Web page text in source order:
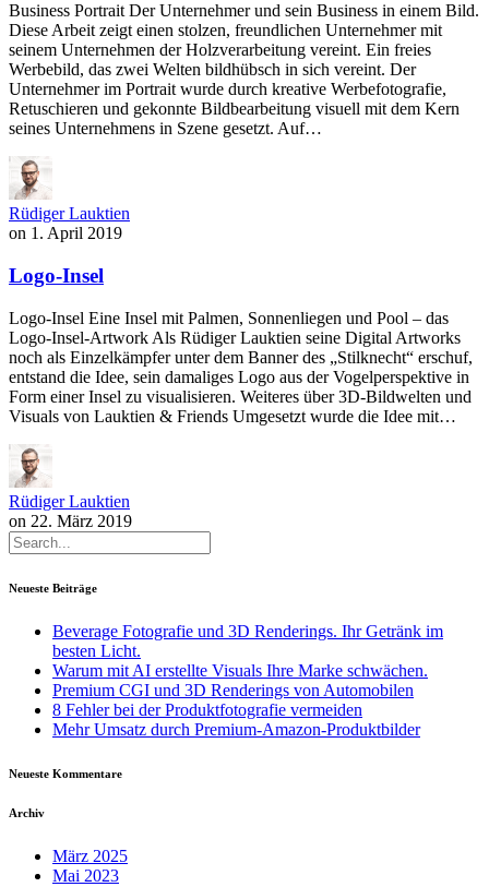
Business Portrait Der Unternehmer und sein Business in einem Bild.
Diese Arbeit zeigt einen stolzen, freundlichen Unternehmer mit
seinem Unternehmen der Holzverarbeitung vereint. Ein freies
Werbebild, das zwei Welten bildhübsch in sich vereint. Der
Unternehmer im Portrait wurde durch kreative Werbefotografie,
Retuschieren und gekonnte Bildbearbeitung visuell mit dem Kern
seines Unternehmens in Szene gesetzt. Auf…
Rüdiger Lauktien
on 1. April 2019
Logo-Insel
Logo-Insel Eine Insel mit Palmen, Sonnenliegen und Pool – das
Logo-Insel-Artwork Als Rüdiger Lauktien seine Digital Artworks
noch als Einzelkämpfer unter dem Banner des „Stilknecht“ erschuf,
entstand die Idee, sein damaliges Logo aus der Vogelperspektive in
Form einer Insel zu visualisieren. Weiteres über 3D-Bildwelten und
Visuals von Lauktien & Friends Umgesetzt wurde die Idee mit…
Rüdiger Lauktien
on 22. März 2019
Neueste Beiträge
Beverage Fotografie und 3D Renderings. Ihr Getränk im
besten Licht.
Warum mit AI erstellte Visuals Ihre Marke schwächen.
Premium CGI und 3D Renderings von Automobilen
8 Fehler bei der Produktfotografie vermeiden
Mehr Umsatz durch Premium-Amazon-Produktbilder
Neueste Kommentare
Archiv
März 2025
Mai 2023